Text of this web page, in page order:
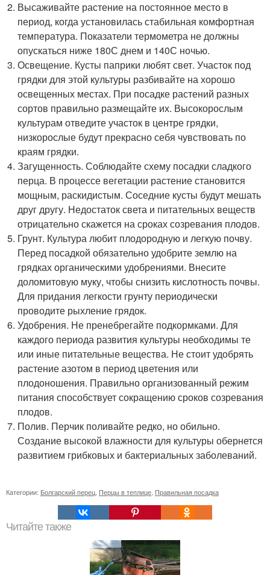
Высаживайте растение на постоянное место в
период, когда установилась стабильная комфортная
температура. Показатели термометра не должны
опускаться ниже 180С днем и 140С ночью.
Освещение. Кусты паприки любят свет. Участок под
грядки для этой культуры разбивайте на хорошо
освещенных местах. При посадке растений разных
сортов правильно размещайте их. Высокорослым
культурам отведите участок в центре грядки,
низкорослые будут прекрасно себя чувствовать по
краям грядки.
Загущенность. Соблюдайте схему посадки сладкого
перца. В процессе вегетации растение становится
мощным, раскидистым. Соседние кусты будут мешать
друг другу. Недостаток света и питательных веществ
отрицательно скажется на сроках созревания плодов.
Грунт. Культура любит плодородную и легкую почву.
Перед посадкой обязательно удобрите землю на
грядках органическими удобрениями. Внесите
доломитовую муку, чтобы снизить кислотность почвы.
Для придания легкости грунту периодически
проводите рыхление грядок.
Удобрения. Не пренебрегайте подкормками. Для
каждого периода развития культуры необходимы те
или иные питательные вещества. Не стоит удобрять
растение азотом в период цветения или
плодоношения. Правильно организованный режим
питания способствует сокращению сроков созревания
плодов.
Полив. Перчик поливайте редко, но обильно.
Создание высокой влажности для культуры обернется
развитием грибковых и бактериальных заболеваний.
Категории: Болгарский перец Перцы в теплице Правильная посадка
Читайте также